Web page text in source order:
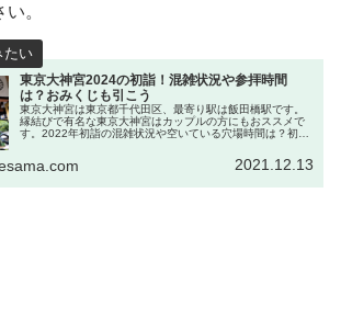
。
東京大神宮2024の初詣！混雑状況や参拝時間
は？おみくじも引こう
東京大神宮は東京都千代田区、最寄り駅は飯田橋駅です。
縁結びで有名な東京大神宮はカップルの方にもおススメで
す。2022年初詣の混雑状況や空いている穴場時間は？初詣
2021.12.13